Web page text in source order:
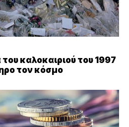
καλοκαιριού του 1997
τον κόσμο